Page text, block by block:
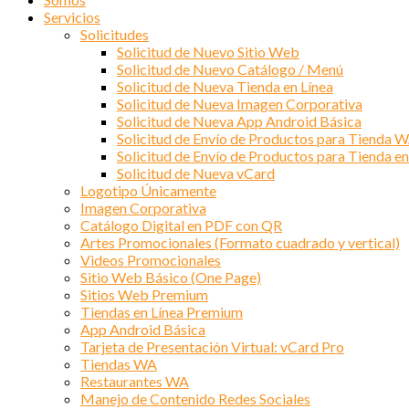
Servicios
Solicitudes
Solicitud de Nuevo Sitio Web
Solicitud de Nuevo Catálogo / Menú
Solicitud de Nueva Tienda en Línea
Solicitud de Nueva Imagen Corporativa
Solicitud de Nueva App Android Básica
Solicitud de Envío de Productos para Tienda
Solicitud de Envío de Productos para Tienda
Solicitud de Nueva vCard
Logotipo Únicamente
Imagen Corporativa
Catálogo Digital en PDF con QR
Artes Promocionales (Formato cuadrado y vertical)
Videos Promocionales
Sitio Web Básico (One Page)
Sitios Web Premium
Tiendas en Línea Premium
App Android Básica
Tarjeta de Presentación Virtual: vCard Pro
Tiendas WA
Restaurantes WA
Manejo de Contenido Redes Sociales